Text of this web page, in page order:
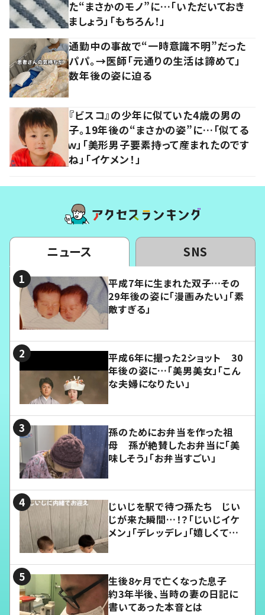
た“まさかのモノ”に…「いただいておき
ましょう」「もちろん！」
通勤中の事故で“一時意識不明”だった
パパ。→医師「元通りの生活は諦めて」
数年後の姿に迫る
『ビスコ』の少年に似ていた4歳の男の
子。19年後の“まさかの姿”に…「似てる
ｗ」「美形男子要素持って産まれたのです
ね」「イケメン！」
ニュース SNS
平成7年に生まれた双子…その
29年後の姿に「漫画みたい」「素
敵すぎる」
平成6年に撮った2ショット 30
年後の姿に…「美男美女」「こん
な夫婦になりたい」
孫のためにお弁当を作った祖
母 孫が絶賛したお弁当に「美
味しそう」「お弁当すごい」
じいじを駅で待つ孫たち じい
じが来た瞬間…！？「じいじイケ
メン」「デレッデレ」「嬉しくて可
生後8ヶ月で亡くなった息子
約3年半後、当時の妻の日記に
書いてあった本音とは